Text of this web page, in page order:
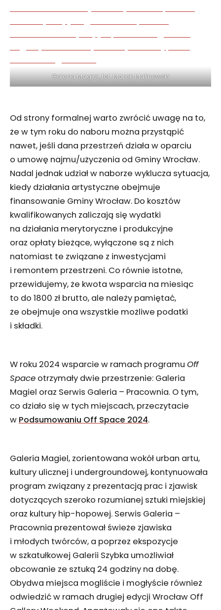
Galeria Magiel, fot. Marek Malinowski
Od strony formalnej warto zwrócić uwagę na to,
że w tym roku do naboru można przystąpić
nawet, jeśli dana przestrzeń działa w oparciu
o umowę najmu/użyczenia od Gminy Wrocław.
Nadal jednak udział w naborze wyklucza sytuacja,
kiedy działania artystyczne obejmuje
finansowanie Gminy Wrocław. Do kosztów
kwalifikowanych zaliczają się wydatki
na działania merytoryczne i produkcyjne
oraz opłaty bieżące, wyłączone są z nich
natomiast te związane z inwestycjami
i remontem przestrzeni. Co równie istotne,
przewidujemy, że kwota wsparcia na miesiąc
to do 1800 zł brutto, ale należy pamiętać,
że obejmuje ona wszystkie możliwe podatki
i składki.
W roku 2024 wsparcie w ramach programu Off
Space otrzymały dwie przestrzenie: Galeria
Magiel oraz Serwis Galeria – Pracownia. O tym,
co działo się w tych miejscach, przeczytacie
w Podsumowaniu Off Space 2024.
Galeria Magiel, zorientowana wokół urban artu,
kultury ulicznej i undergroundowej, kontynuowała
program związany z prezentacją prac i zjawisk
dotyczących szeroko rozumianej sztuki miejskiej
oraz kultury hip-hopowej. Serwis Galeria –
Pracownia prezentował świeże zjawiska
i młodych twórców, a poprzez ekspozycje
w szkatułkowej Galerii Szybka umożliwiał
obcowanie ze sztuką 24 godziny na dobę.
Obydwa miejsca mogliście i mogłyście również
odwiedzić w ramach drugiej edycji Wrocław Off